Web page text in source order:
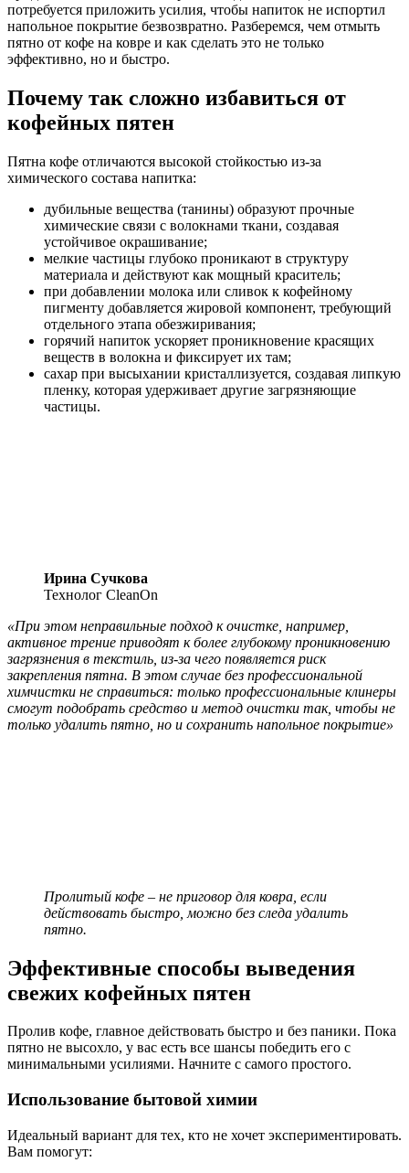
потребуется приложить усилия, чтобы напиток не испортил
напольное покрытие безвозвратно. Разберемся, чем отмыть
пятно от кофе на ковре и как сделать это не только
эффективно, но и быстро.
Почему так сложно избавиться от
кофейных пятен
Пятна кофе отличаются высокой стойкостью из-за
химического состава напитка:
дубильные вещества (танины) образуют прочные
химические связи с волокнами ткани, создавая
устойчивое окрашивание;
мелкие частицы глубоко проникают в структуру
материала и действуют как мощный краситель;
при добавлении молока или сливок к кофейному
пигменту добавляется жировой компонент, требующий
отдельного этапа обезжиривания;
горячий напиток ускоряет проникновение красящих
веществ в волокна и фиксирует их там;
сахар при высыхании кристаллизуется, создавая липкую
пленку, которая удерживает другие загрязняющие
частицы.
Ирина Сучкова
Технолог CleanOn
«При этом неправильные подход к очистке, например,
активное трение приводят к более глубокому проникновению
загрязнения в текстиль, из-за чего появляется риск
закрепления пятна. В этом случае без профессиональной
химчистки не справиться: только профессиональные клинеры
смогут подобрать средство и метод очистки так, чтобы не
только удалить пятно, но и сохранить напольное покрытие»
Пролитый кофе – не приговор для ковра, если
действовать быстро, можно без следа удалить
пятно.
Эффективные способы выведения
свежих кофейных пятен
Пролив кофе, главное действовать быстро и без паники. Пока
пятно не высохло, у вас есть все шансы победить его с
минимальными усилиями. Начните с самого простого.
Использование бытовой химии
Идеальный вариант для тех, кто не хочет экспериментировать.
Вам помогут: